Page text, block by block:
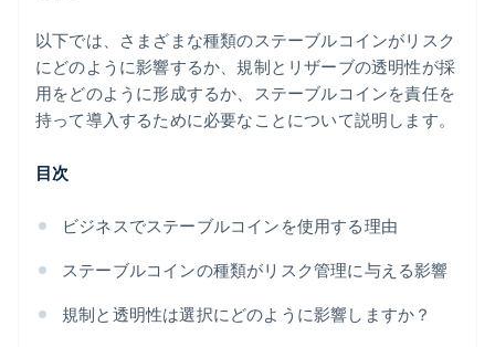
以下では、さまざまな種類のステーブルコインがリスク
にどのように影響するか、規制とリザーブの透明性が採
用をどのように形成するか、ステーブルコインを責任を
持って導入するために必要なことについて説明します。
目次
ビジネスでステーブルコインを使用する理由
ステーブルコインの種類がリスク管理に与える影響
規制と透明性は選択にどのように影響しますか？